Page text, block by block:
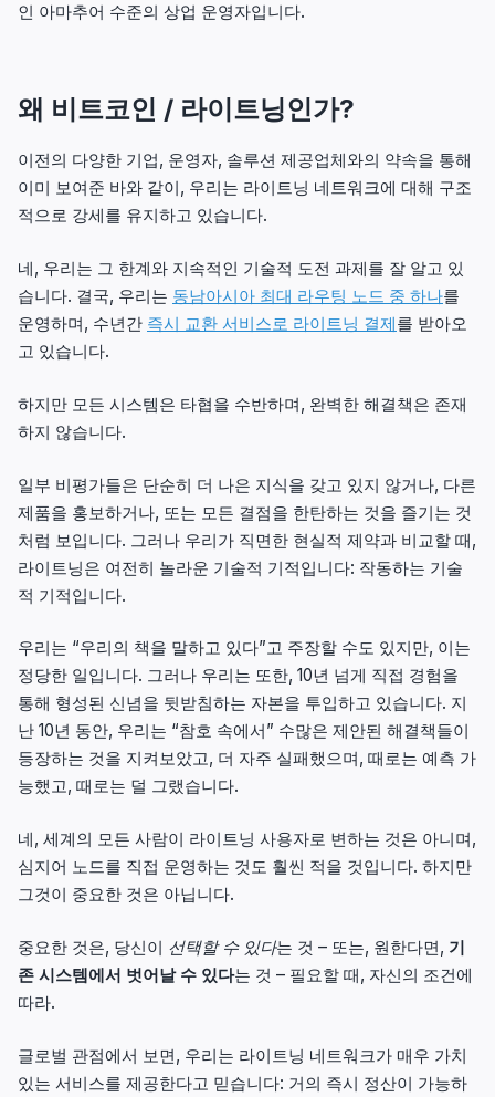
인 아마추어 수준의 상업 운영자입니다.
왜 비트코인 / 라이트닝인가?
이전의 다양한 기업, 운영자, 솔루션 제공업체와의 약속을 통해
이미 보여준 바와 같이, 우리는 라이트닝 네트워크에 대해 구조
적으로 강세를 유지하고 있습니다.
네, 우리는 그 한계와 지속적인 기술적 도전 과제를 잘 알고 있
습니다. 결국, 우리는 동남아시아 최대 라우팅 노드 중 하나를
운영하며, 수년간 즉시 교환 서비스로 라이트닝 결제를 받아오
고 있습니다.
하지만 모든 시스템은 타협을 수반하며, 완벽한 해결책은 존재
하지 않습니다.
일부 비평가들은 단순히 더 나은 지식을 갖고 있지 않거나, 다른
제품을 홍보하거나, 또는 모든 결점을 한탄하는 것을 즐기는 것
처럼 보입니다. 그러나 우리가 직면한 현실적 제약과 비교할 때,
라이트닝은 여전히 놀라운 기술적 기적입니다: 작동하는 기술
적 기적입니다.
우리는 “우리의 책을 말하고 있다”고 주장할 수도 있지만, 이는
정당한 일입니다. 그러나 우리는 또한, 10년 넘게 직접 경험을
통해 형성된 신념을 뒷받침하는 자본을 투입하고 있습니다. 지
난 10년 동안, 우리는 “참호 속에서” 수많은 제안된 해결책들이
등장하는 것을 지켜보았고, 더 자주 실패했으며, 때로는 예측 가
능했고, 때로는 덜 그랬습니다.
네, 세계의 모든 사람이 라이트닝 사용자로 변하는 것은 아니며,
심지어 노드를 직접 운영하는 것도 훨씬 적을 것입니다. 하지만
그것이 중요한 것은 아닙니다.
중요한 것은, 당신이 선택할 수 있다는 것 – 또는, 원한다면, 기
존 시스템에서 벗어날 수 있다는 것 – 필요할 때, 자신의 조건에
따라.
글로벌 관점에서 보면, 우리는 라이트닝 네트워크가 매우 가치
있는 서비스를 제공한다고 믿습니다: 거의 즉시 정산이 가능하